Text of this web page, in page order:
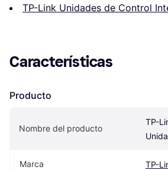
TP-Link Unidades de Control
Características
Producto
Nombre del producto
TP-
Marca TP-